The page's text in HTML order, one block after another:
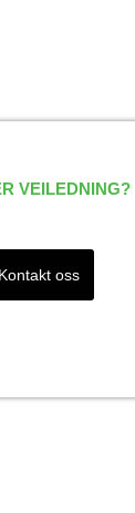
VEILEDNING?
Kontakt oss